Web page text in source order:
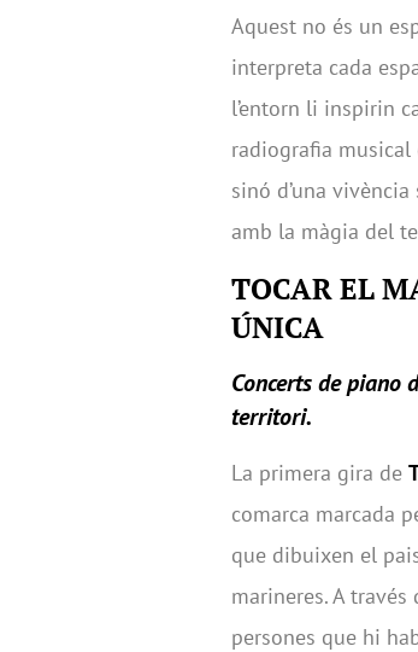
Aquest no és un
interpreta cada
l’entorn li inspirin
radiografia musical
sinó d’una
amb la màgia del
TOCAR EL
ÚNICA
Concerts de piano
territori.
La primera gira de
comarca marcada
que dibuixen el
marineres. A
persones que hi